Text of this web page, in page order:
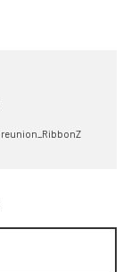
reunion_RibbonZ